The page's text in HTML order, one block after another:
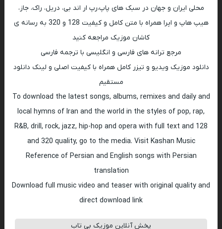
محلی ایران و جهان در سبک های پاپ،رپ ار اند بی، دریل، راک، جاز،
هیپ هاپ و اپرا همراه با متن کامل و کیفیت 128 و 320 به رسانه ی
کاشان موزیک مراجعه کنید
مرجع ترانه های فارسی و انگلیسی با ترجمه فارسی
دانلود موزیک ویدیو و تیزر کامل همراه با کیفیت اصلی و لینک دانلود
مستقیم
To download the latest songs, albums, remixes and daily and
local hymns of Iran and the world in the styles of pop, rap,
R&B, drill, rock, jazz, hip-hop and opera with full text and 128
and 320 quality, go to the media. Visit Kashan Music
Reference of Persian and English songs with Persian
translation
Download full music video and teaser with original quality and
direct download link
پخش آنلاین موزیک بی تاب